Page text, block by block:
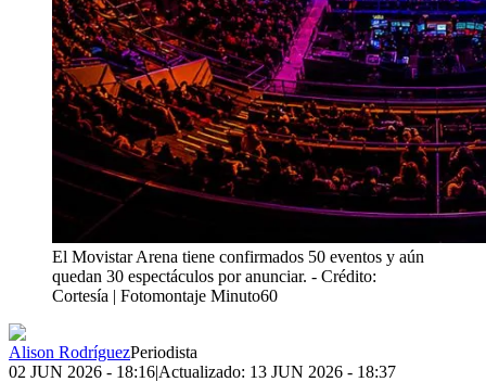
El Movistar Arena tiene confirmados 50 eventos y aún
quedan 30 espectáculos por anunciar. - Crédito:
Cortesía | Fotomontaje Minuto60
Alison RodríguezPeriodista
02 JUN 2026 - 18:16|Actualizado: 13 JUN 2026 - 18:37